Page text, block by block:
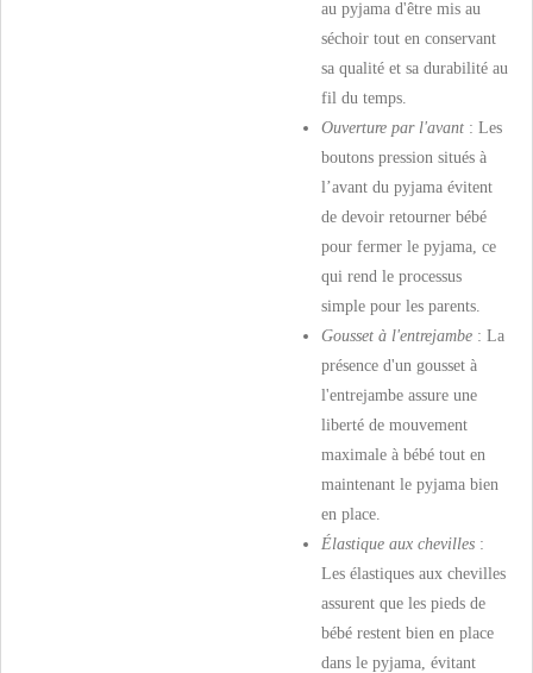
au pyjama d'être mis au
séchoir tout en conservant
sa qualité et sa durabilité au
fil du temps.
Ouverture par l'avant : Les
boutons pression situés à
l’avant du pyjama évitent
de devoir retourner bébé
pour fermer le pyjama, ce
qui rend le processus
simple pour les parents.
Gousset à l'entrejambe : La
présence d'un gousset à
l'entrejambe assure une
liberté de mouvement
maximale à bébé tout en
maintenant le pyjama bien
en place.
Élastique aux chevilles :
Les élastiques aux chevilles
assurent que les pieds de
bébé restent bien en place
dans le pyjama, évitant